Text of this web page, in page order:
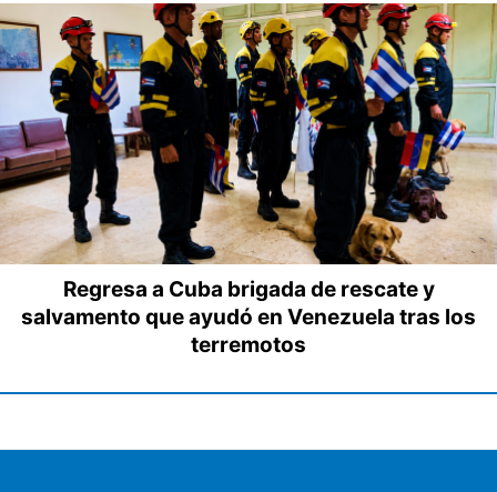
Regresa a Cuba brigada de rescate y
salvamento que ayudó en Venezuela tras los
terremotos